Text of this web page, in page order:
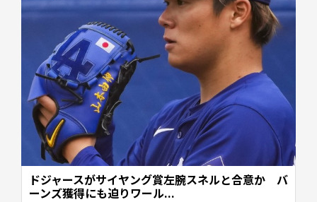
ドジャースがサイヤング賞左腕スネルと合意か バ
ーンズ獲得にも迫りワール...